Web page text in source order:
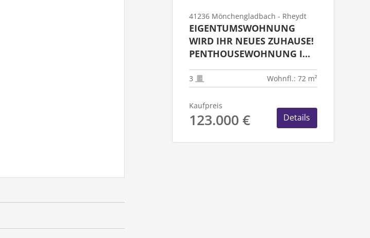
41236 Mönchengladbach - Rheydt
EIGENTUMSWOHNUNG
WIRD IHR NEUES ZUHAUSE!
PENTHOUSEWOHNUNG IN
RHEYDT - ZENTRUM
3 Wohnfl.: 72 m²
Kaufpreis
123.000 € Details